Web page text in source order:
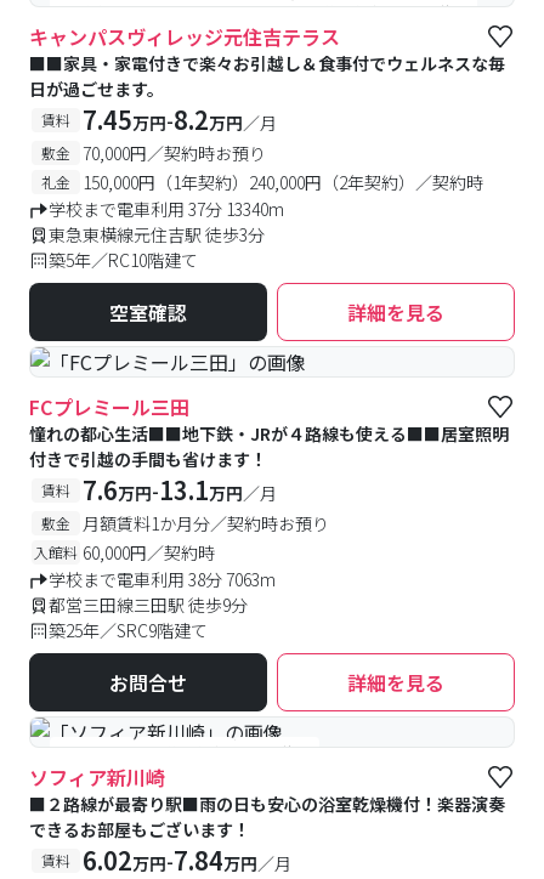
#食事付き #女性専用フロアあり #予約受付中 #空室待ち
キャンパスヴィレッジ元住吉テラス
■■家具・家電付きで楽々お引越し＆食事付でウェルネスな毎
日が過ごせます。
賃料 7.45万円-8.2万円／月
敷金 70,000円／契約時お預り
礼金
150,000円（1年契約）240,000円（2年契約）／契約時
学校まで電車利用 37分 13340m
東急東横線元住吉駅 徒歩3分
築5年／RC10階建て
空室確認 詳細を見る
FCプレミール三田
憧れの都心生活■■地下鉄・JRが４路線も使える■■居室照明
付きで引越の手間も省けます！
賃料 7.6万円-13.1万円／月
敷金 月額賃料1か月分／契約時お預り
入館料 60,000円／契約時
学校まで電車利用 38分 7063m
都営三田線三田駅 徒歩9分
築25年／SRC9階建て
お問合せ 詳細を見る
#女性専用 #予約受付中 #空室待ち
ソフィア新川崎
■２路線が最寄り駅■雨の日も安心の浴室乾燥機付！楽器演奏
できるお部屋もございます！
賃料 6.02万円-7.84万円／月